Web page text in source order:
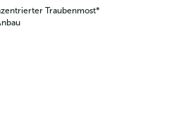
Traubenmost*